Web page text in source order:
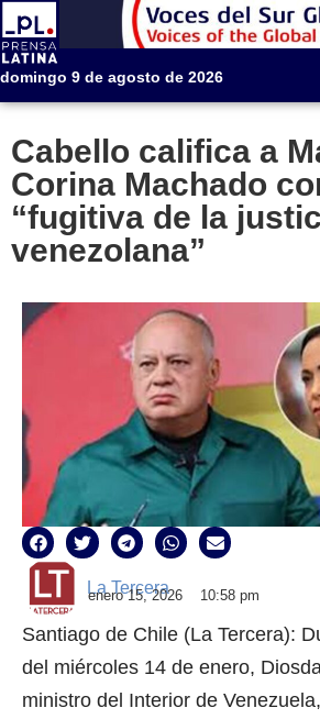
domingo 9 de agosto de 2026
Cabello califica a
Corina Machado
“fugitiva de la
venezolana”
La Tercera
enero 15, 2026 10:58 pm
Santiago de Chile (La Tercera):
del miércoles 14 de enero,
ministro del Interior de